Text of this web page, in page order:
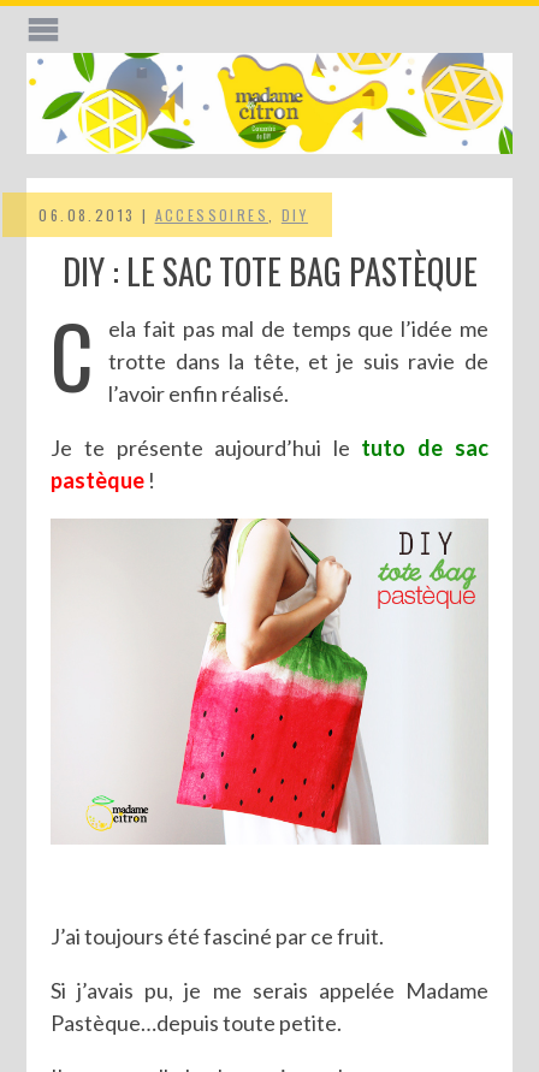
06.08.2013 | ACCESSOIRES DIY
DIY : LE SAC TOTE BAG PASTÈQUE
C
ela fait pas mal de temps que l’idée me
trotte dans la tête, et je suis ravie de
l’avoir enfin réalisé.
Je te présente aujourd’hui le tuto de sac
pastèque !
J’ai toujours été fasciné par ce fruit.
Si j’avais pu, je me serais appelée Madame
Pastèque…depuis toute petite.